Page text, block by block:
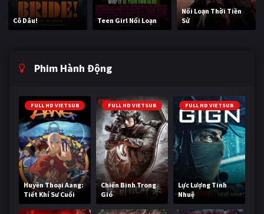
Cô Dâu! Teen Girl Nổi Loạn
Nổi Loạn Thời Tiền
Sử
Phim Hành Động
FULL HD VIETSUB
Huyền Thoại Aang:
Tiết Khí Sư Cuối
Cùng
FULL HD VIETSUB
Chiến Binh Trong
Gió
FULL HD VIETSUB
Lực Lượng Tinh
Nhuệ